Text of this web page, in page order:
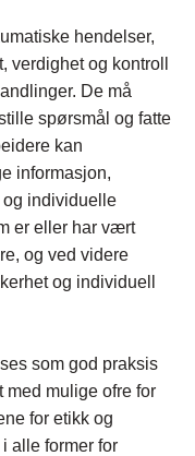
hendelser,
verdighet og kontroll
De må
spørsmål og fatte
kan
informasjon,
og individuelle
er eller har vært
og ved videre
og individuell
som god praksis
med mulige ofre for
for etikk og
alle former for